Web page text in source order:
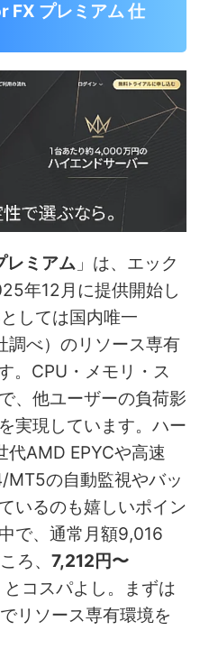
FX プレミアム 仕
レミアム 」は、エック
年12月に提供開始し
しては国内唯一
調べ）のリソース専有
。CPU・メモリ・ス
、他ユーザーの負荷影
実現しています。ハー
代AMD EPYCや高速
の自動監視やバッ
いるのも嬉しいポイン
で、通常月額9,016
ろ、 7,212円〜
コスパよし。まずは
リソース専有環境を